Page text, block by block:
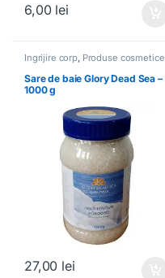
6,00 lei
Ingrijire corp, Produse cosmetice
Sare de baie Glory Dead Sea –
1000 g
27,00 lei